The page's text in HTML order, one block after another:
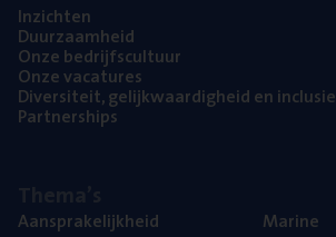
Inzich­ten
Duur­zaam­heid
Onze bedrijfs­cul­tuur
Onze vaca­tu­res
Diver­si­teit, gelijk­waar­dig­heid en inclusie
Part­ner­ships
Aan­spra­ke­lijk­heid
Mari­ne